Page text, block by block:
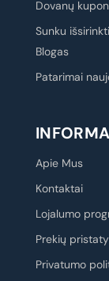
Dovanų
Sunku
Blogas
Patarimai
Apie Mus
Kontaktai
Lojalumo
Prekių
Privatumo